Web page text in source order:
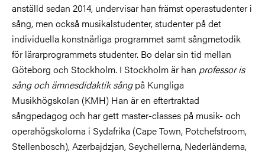
anställd sedan 2014, undervisar han främst operastudenter i
sång, men också musikalstudenter, studenter på det
individuella konstnärliga programmet samt sångmetodik
för lärarprogrammets studenter. Bo delar sin tid mellan
Göteborg och Stockholm. I Stockholm är han professor is
sång och ämnesdidaktik sångpå Kungliga
Musikhögskolan (KMH) Han är en eftertraktad
sångpedagog och har gett master-classes på musik- och
operahögskolorna i Sydafrika (Cape Town, Potchefstroom,
Stellenbosch), Azerbajdzjan, Seychellerna, Nederländerna,